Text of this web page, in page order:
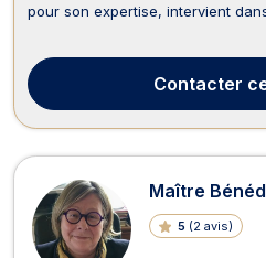
pour son expertise, intervient
AVOCATS accepte l’aideContacter
Maître
5 (2 avis)